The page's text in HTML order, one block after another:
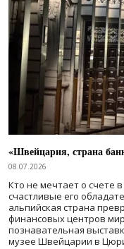
«Швейцария, страна
08.07.2026
Кто не мечтает о счете
счастливые его
альпийская страна
финансовых центров
познавательная
музее Швейцарии в